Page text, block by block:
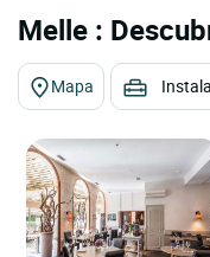
Melle :
Mapa